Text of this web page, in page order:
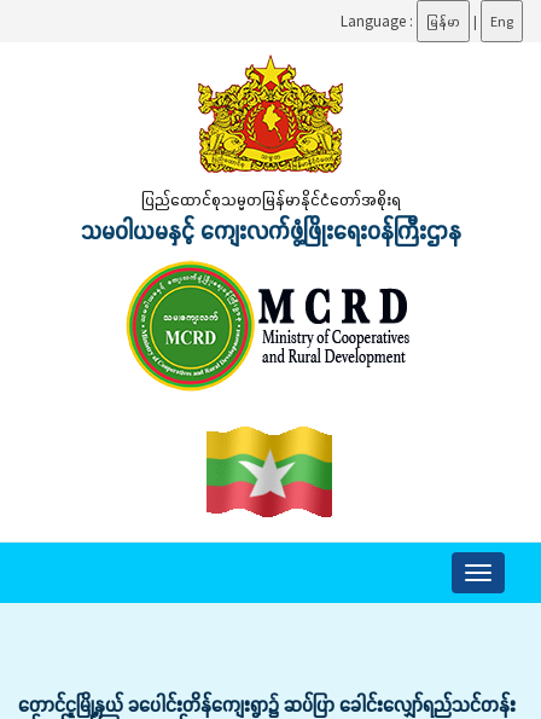
Language : မြန်မာ | Eng
ပြည်ထောင်စုသမ္မတမြန်မာနိုင်ငံတော်အစိုးရ
သမဝါယမနှင့် ကျေးလက်ဖွံ့ဖြိုးရေးဝန်ကြီးဌာန
Toggle
တောင်ငူမြို့နယ် ခပေါင်းတိန်ကျေးရွာ၌ ဆပ်ပြာ ခေါင်းလျှော်ရည်သင်တန်း